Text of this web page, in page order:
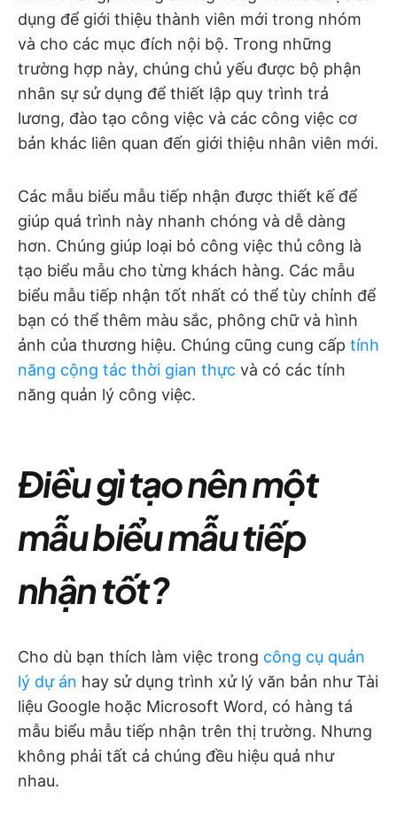
dụng để giới thiệu thành viên mới trong nhóm
và cho các mục đích nội bộ. Trong những
trường hợp này, chúng chủ yếu được bộ phận
nhân sự sử dụng để thiết lập quy trình trả
lương, đào tạo công việc và các công việc cơ
bản khác liên quan đến giới thiệu nhân viên mới.
Các mẫu biểu mẫu tiếp nhận được thiết kế để
giúp quá trình này nhanh chóng và dễ dàng
hơn. Chúng giúp loại bỏ công việc thủ công là
tạo biểu mẫu cho từng khách hàng. Các mẫu
biểu mẫu tiếp nhận tốt nhất có thể tùy chỉnh để
bạn có thể thêm màu sắc, phông chữ và hình
ảnh của thương hiệu. Chúng cũng cung cấp tính
năng cộng tác thời gian thực và có các tính
năng quản lý công việc.
Điều gì tạo nên một
mẫu biểu mẫu tiếp
nhận tốt?
Cho dù bạn thích làm việc trong công cụ quản
lý dự án hay sử dụng trình xử lý văn bản như Tài
liệu Google hoặc Microsoft Word, có hàng tá
mẫu biểu mẫu tiếp nhận trên thị trường. Nhưng
không phải tất cả chúng đều hiệu quả như
nhau.